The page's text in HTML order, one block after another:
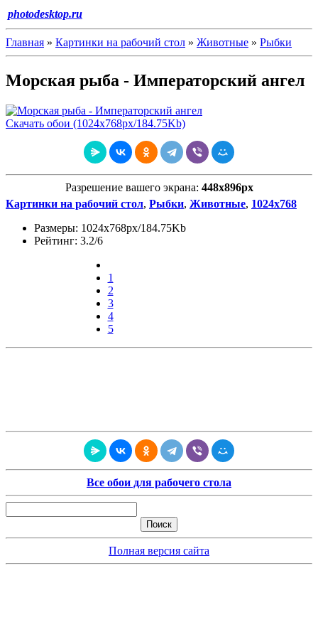
photodesktop.ru
Главная » Картинки на рабочий стол » Животные » Рыбки
Морская рыба - Императорский ангел
Скачать обои (1024х768px/184.75Kb)
Разрешение вашего экрана: 448x896px
Картинки на рабочий стол, Рыбки, Животные, 1024х768
Размеры: 1024х768px/184.75Kb
Рейтинг: 3.2/6
1
2
3
4
5
Все обои для рабочего стола
Полная версия сайта